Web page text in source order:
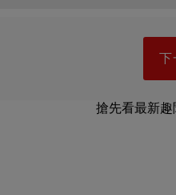
下
搶先看最新